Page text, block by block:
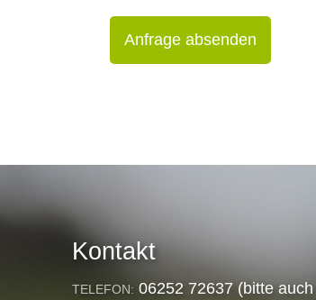
Anfrage absenden
Kontakt
TELEFON: 06252 72637 (bitte